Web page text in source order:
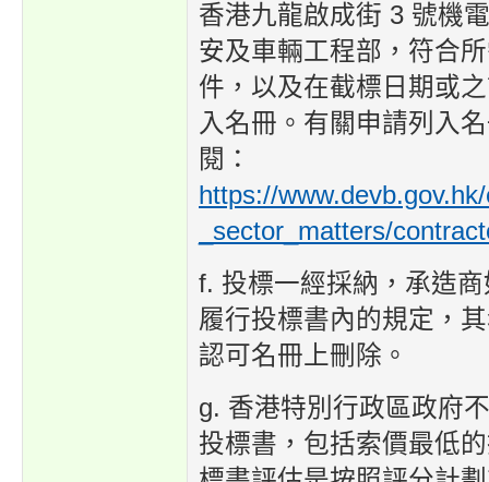
香港九龍啟成街 3 號機
安及車輛工程部，符合
件，以及在截標日期或
入名冊。有關申請列入
閱：
https://
_sector_matters/
f. 投標一經採納，承造
履行投標書內的規定，
認可名冊上刪除。
g. 香港特別行政區政府
投標書，包括索價最低